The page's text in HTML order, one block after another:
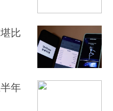
比
年